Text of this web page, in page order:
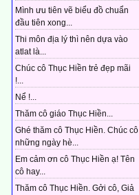
Mình ưu tiên vẽ biểu đồ chuẩn
đầu tiên xong...
Thi môn địa lý thì nên dựa vào
atlat là...
Chúc cô Thục Hiền trẻ đẹp mãi
!...
Nể !...
Thăm cô giáo Thục Hiền...
Ghé thăm cô Thục Hiền. Chúc cô
những ngày hè...
Em cảm ơn cô Thục Hiền ạ! Tên
cô hay...
Thăm cô Thục Hiền. Gởi cô, Giả